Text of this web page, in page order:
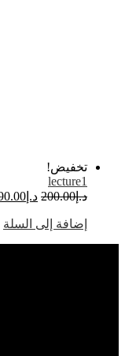
200.00السعر
هو:
د.إ190.00 السعر
هو:
إلى السلة